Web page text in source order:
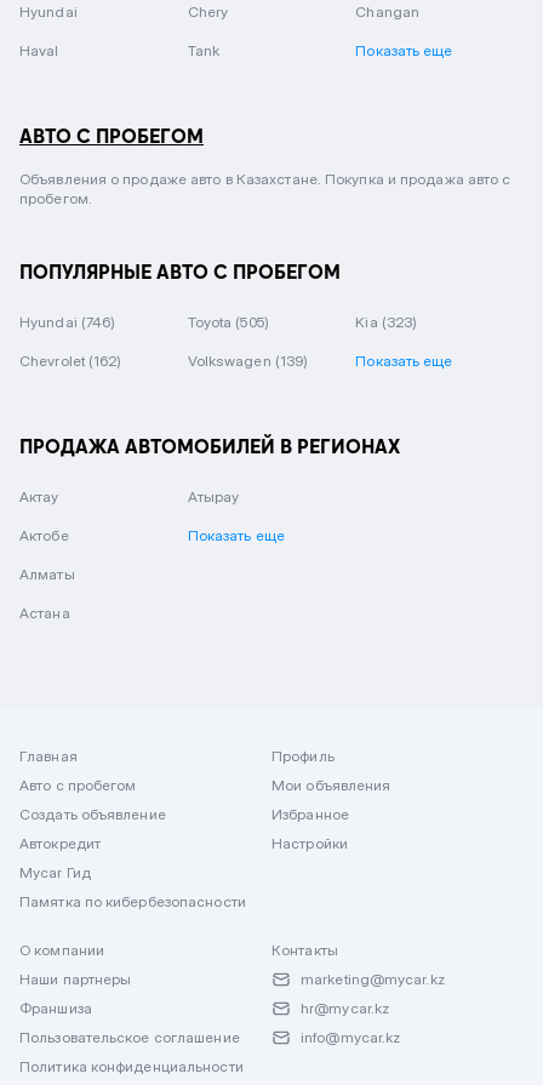
Hyundai Chery Changan
Haval Tank Показать еще
АВТО С ПРОБЕГОМ
Объявления о продаже авто в Казахстане. Покупка и продажа авто с
пробегом.
ПОПУЛЯРНЫЕ АВТО С ПРОБЕГОМ
Hyundai (746) Toyota (505) Kia (323)
Chevrolet (162) Volkswagen (139) Показать еще
ПРОДАЖА АВТОМОБИЛЕЙ В РЕГИОНАХ
Актау
Актобе
Алматы
Астана
Атырау
Показать еще
Главная
Авто с пробегом
Создать объявление
Автокредит
Mycar Гид
Памятка по кибербезопасности
Профиль
Мои объявления
Избранное
Настройки
О компании
Наши партнеры
Франшиза
Пользовательское соглашение
Политика конфиденциальности
Контакты
marketing@mycar.kz
hr@mycar.kz
info@mycar.kz